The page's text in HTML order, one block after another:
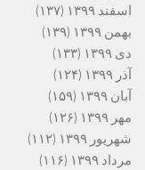
اسفند ۱۳۹۹
(۱۳۷)
بهمن ۱۳۹۹
(۱۳۹)
دی ۱۳۹۹
(۱۳۳)
آذر ۱۳۹۹
(۱۲۴)
آبان ۱۳۹۹
(۱۵۹)
مهر ۱۳۹۹
(۱۲۶)
شهریور ۱۳۹۹
(۱۱۲)
مرداد ۱۳۹۹
(۱۱۶)